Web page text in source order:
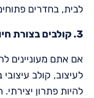
לבית, בחדרים
3. קולבים בצורת חיות או דמויות
אם אתם מעוניינים
לעיצוב, קולב עיצובי
להיות פתרון